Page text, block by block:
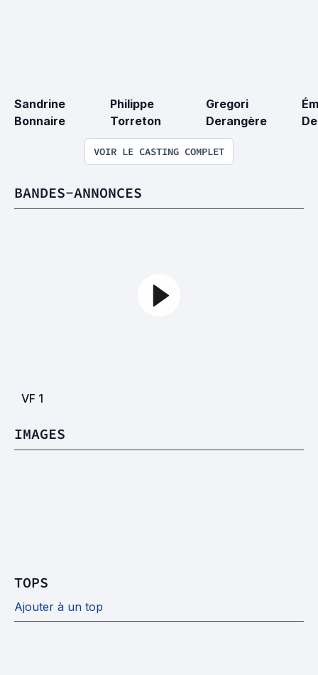
Sandrine
Bonnaire
Philippe
Torreton
Gregori
Derangère
VOIR LE CASTING COMPLET
BANDES-ANNONCES
VF 1
IMAGES
TOPS
Ajouter à un top